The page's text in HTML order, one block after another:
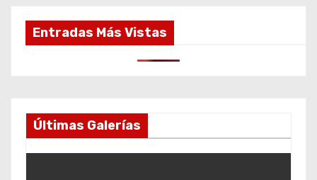
Entradas Más Vistas
Últimas Galerías